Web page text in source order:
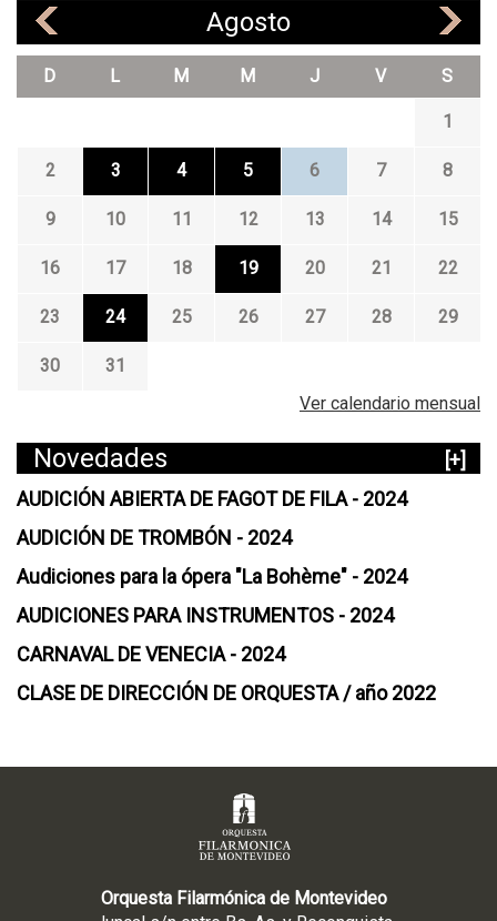
Agosto
D L M M J V S
1
2 3 4 5 6 7 8
9 10 11 12 13 14 15
16 17 18 19 20 21 22
23 24 25 26 27 28 29
30
31
Ver calendario mensual
Novedades
[+]
AUDICIÓN ABIERTA DE FAGOT DE FILA - 2024
AUDICIÓN DE TROMBÓN - 2024
Audiciones para la ópera "La Bohème" - 2024
AUDICIONES PARA INSTRUMENTOS - 2024
CARNAVAL DE VENECIA - 2024
CLASE DE DIRECCIÓN DE ORQUESTA / año 2022
Orquesta Filarmónica de Montevideo